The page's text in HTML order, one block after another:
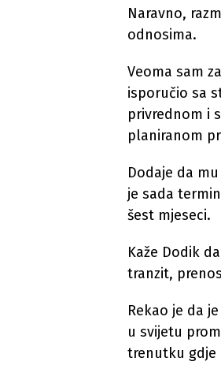
Naravno,
odnosima.
Veoma sam
isporučio sa
privrednom i
planiranom
Dodaje da
je sada
šest mjeseci.
Kaže Dodik
tranzit,
Rekao je da
u svijetu
trenutku gdje